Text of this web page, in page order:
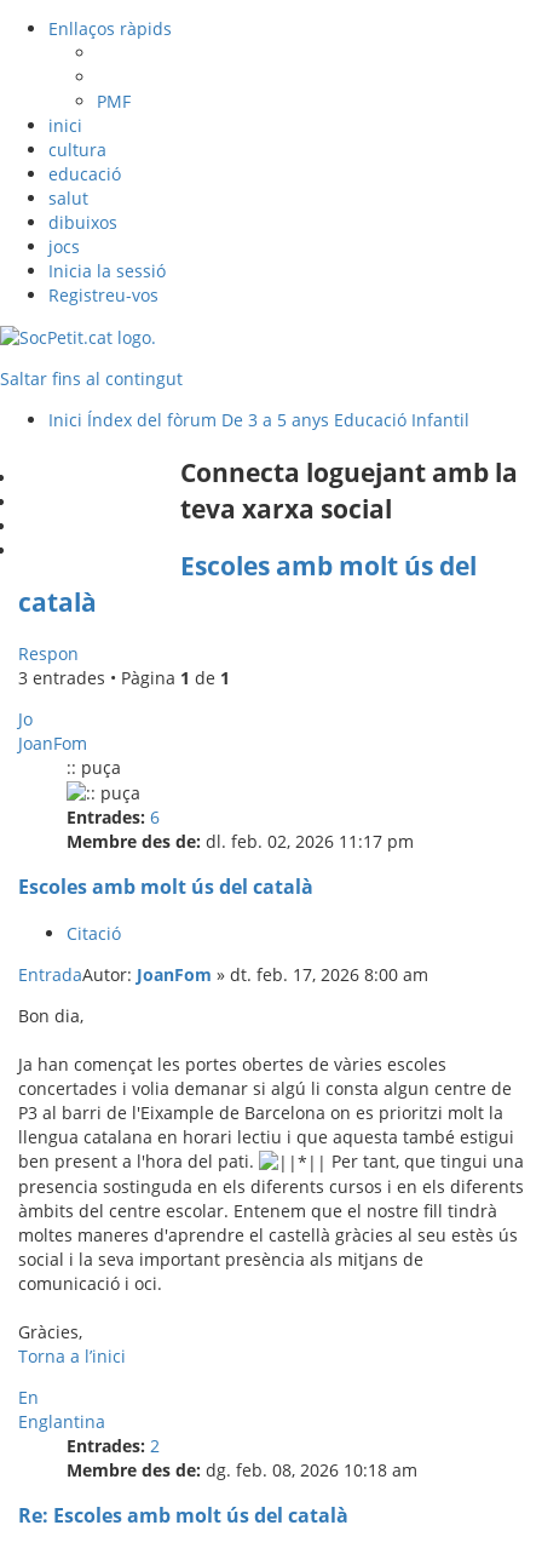
Enllaços ràpids
PMF
inici
cultura
educació
salut
dibuixos
jocs
Inicia la sessió
Registreu-vos
Saltar fins al contingut
Inici Índex del fòrum De 3 a 5 anys Educació Infantil
Connecta loguejant amb la
teva xarxa social
Escoles amb molt ús del
català
Respon
3 entrades • Pàgina 1 de 1
Jo
JoanFom
:: puça
Entrades: 6
Membre des de: dl. feb. 02, 2026 11:17 pm
Escoles amb molt ús del català
Citació
EntradaAutor: JoanFom » dt. feb. 17, 2026 8:00 am
Bon dia,
Ja han començat les portes obertes de vàries escoles
concertades i volia demanar si algú li consta algun centre de
P3 al barri de l'Eixample de Barcelona on es prioritzi molt la
llengua catalana en horari lectiu i que aquesta també estigui
ben present a l'hora del pati.
Per tant, que tingui una
presencia sostinguda en els diferents cursos i en els diferents
àmbits del centre escolar. Entenem que el nostre fill tindrà
moltes maneres d'aprendre el castellà gràcies al seu estès ús
social i la seva important presència als mitjans de
comunicació i oci.
Gràcies,
Torna a l’inici
En
Englantina
Entrades: 2
Membre des de: dg. feb. 08, 2026 10:18 am
Re: Escoles amb molt ús del català